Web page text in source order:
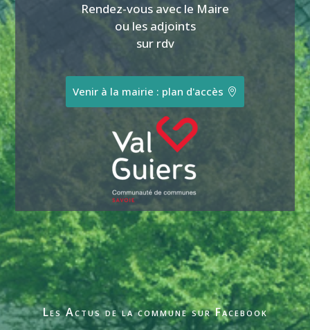
Rendez-vous avec le Maire
ou les adjoints
sur rdv
Venir à la mairie : plan d'accès
Les Actus de la commune sur Facebook